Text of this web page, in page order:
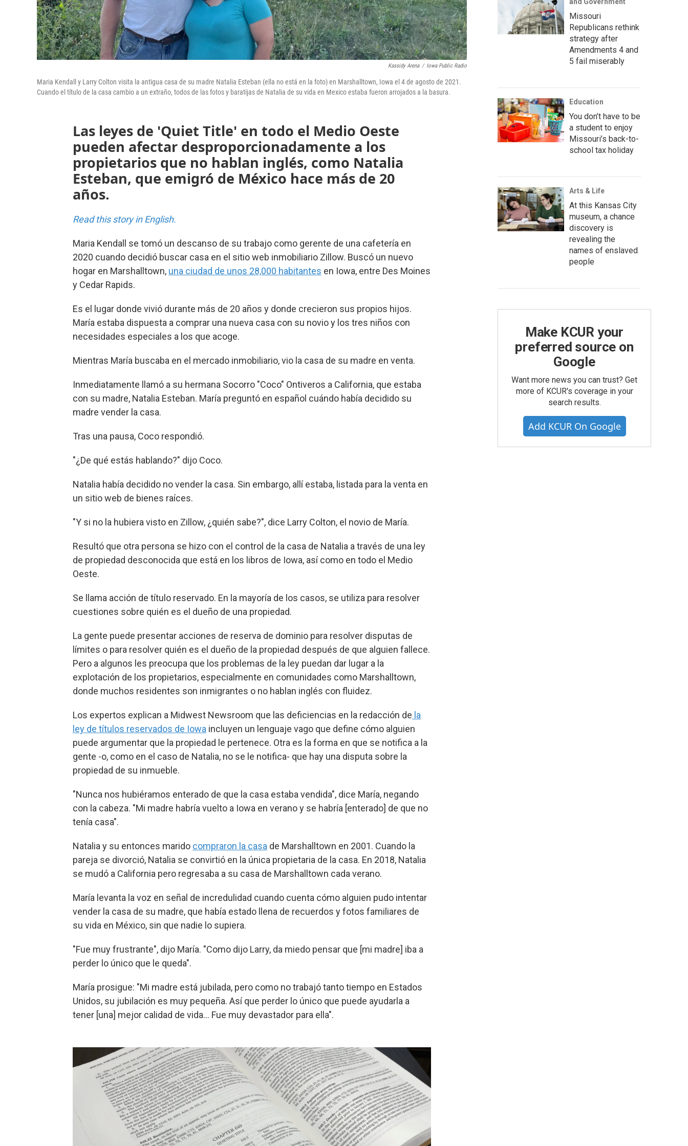
Kassidy Arena / Iowa Public Radio
Maria Kendall y Larry Colton visita la antigua casa de su madre Natalia Esteban (ella no está en la foto) en Marshalltown, Iowa el 4 de agosto de 2021.
Cuando el título de la casa cambio a un extraño, todos de las fotos y baratijas de Natalia de su vida en Mexico estaba fueron arrojados a la basura.
Las leyes de 'Quiet Title' en todo el Medio Oeste
pueden afectar desproporcionadamente a los
propietarios que no hablan inglés, como Natalia
Esteban, que emigró de México hace más de 20
años.
Read this story in English.
Maria Kendall se tomó un descanso de su trabajo como gerente de una cafetería en
2020 cuando decidió buscar casa en el sitio web inmobiliario Zillow. Buscó un nuevo
hogar en Marshalltown, una ciudad de unos 28,000 habitantes en Iowa, entre Des Moines
y Cedar Rapids.
Es el lugar donde vivió durante más de 20 años y donde crecieron sus propios hijos.
María estaba dispuesta a comprar una nueva casa con su novio y los tres niños con
necesidades especiales a los que acoge.
Mientras María buscaba en el mercado inmobiliario, vio la casa de su madre en venta.
Inmediatamente llamó a su hermana Socorro "Coco" Ontiveros a California, que estaba
con su madre, Natalia Esteban. María preguntó en español cuándo había decidido su
madre vender la casa.
Tras una pausa, Coco respondió.
"¿De qué estás hablando?" dijo Coco.
Natalia había decidido no vender la casa. Sin embargo, allí estaba, listada para la venta en
un sitio web de bienes raíces.
"Y si no la hubiera visto en Zillow, ¿quién sabe?", dice Larry Colton, el novio de María.
Resultó que otra persona se hizo con el control de la casa de Natalia a través de una ley
de propiedad desconocida que está en los libros de Iowa, así como en todo el Medio
Oeste.
Se llama acción de título reservado. En la mayoría de los casos, se utiliza para resolver
cuestiones sobre quién es el dueño de una propiedad.
La gente puede presentar acciones de reserva de dominio para resolver disputas de
límites o para resolver quién es el dueño de la propiedad después de que alguien fallece.
Pero a algunos les preocupa que los problemas de la ley puedan dar lugar a la
explotación de los propietarios, especialmente en comunidades como Marshalltown,
donde muchos residentes son inmigrantes o no hablan inglés con fluidez.
Los expertos explican a Midwest Newsroom que las deficiencias en la redacción de la
ley de títulos reservados de Iowa incluyen un lenguaje vago que define cómo alguien
puede argumentar que la propiedad le pertenece. Otra es la forma en que se notifica a la
gente -o, como en el caso de Natalia, no se le notifica- que hay una disputa sobre la
propiedad de su inmueble.
"Nunca nos hubiéramos enterado de que la casa estaba vendida", dice María, negando
con la cabeza. "Mi madre habría vuelto a Iowa en verano y se habría [enterado] de que no
tenía casa".
Natalia y su entonces marido compraron la casa de Marshalltown en 2001. Cuando la
pareja se divorció, Natalia se convirtió en la única propietaria de la casa. En 2018, Natalia
se mudó a California pero regresaba a su casa de Marshalltown cada verano.
María levanta la voz en señal de incredulidad cuando cuenta cómo alguien pudo intentar
vender la casa de su madre, que había estado llena de recuerdos y fotos familiares de
su vida en México, sin que nadie lo supiera.
"Fue muy frustrante", dijo María. "Como dijo Larry, da miedo pensar que [mi madre] iba a
perder lo único que le queda".
María prosigue: "Mi madre está jubilada, pero como no trabajó tanto tiempo en Estados
Unidos, su jubilación es muy pequeña. Así que perder lo único que puede ayudarla a
tener [una] mejor calidad de vida... Fue muy devastador para ella".
Missouri
Republicans rethink
strategy after
Amendments 4 and
5 fail miserably
Education
You don’t have to be
a student to enjoy
Missouri’s back-to-
school tax holiday
Arts & Life
At this Kansas City
museum, a chance
discovery is
revealing the
names of enslaved
people
Make KCUR your
preferred source on
Google
Want more news you can trust? Get
more of KCUR's coverage in your
search results.
Add KCUR On Google